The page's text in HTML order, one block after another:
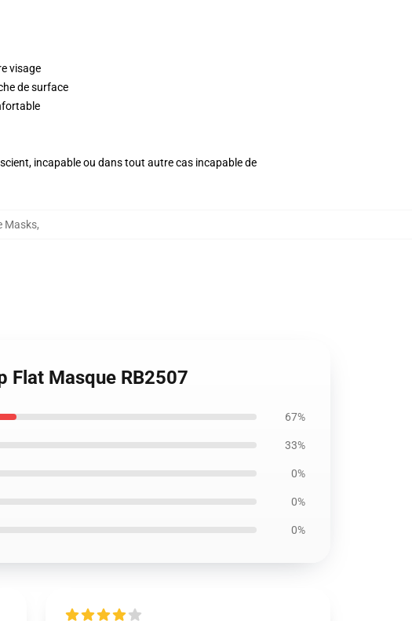
visage
de surface
incapable ou dans tout autre cas incapable de
Masks,
Flat Masque RB2507
67%
33%
0%
0%
0%